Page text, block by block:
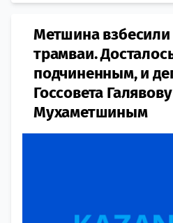
Метшина
трамваи.
подчиненным, и
Госсовета
Мухаметшиным